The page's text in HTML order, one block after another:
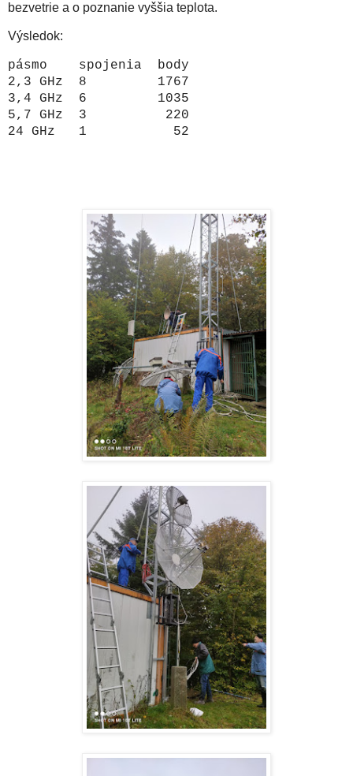
bezvetrie a o poznanie vyššia teplota.
Výsledok:
pásmo spojenia body
2,3 GHz 8 1767
3,4 GHz 6 1035
5,7 GHz 3 220
24 GHz 1 52